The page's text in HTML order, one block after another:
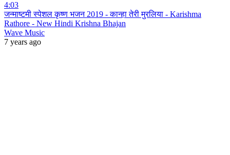
4:03
जन्माष्टमी स्पेशल कृष्ण भजन 2019 - कान्हा तेरी मुरलिया - Karishma
Rathore - New Hindi Krishna Bhajan
Wave Music
7 years ago